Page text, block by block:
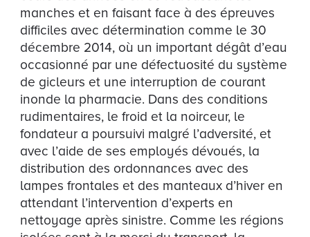
manches et en faisant face à des épreuves
difficiles avec détermination comme le 30
décembre 2014, où un important dégât d’eau
occasionné par une défectuosité du système
de gicleurs et une interruption de courant
inonde la pharmacie. Dans des conditions
rudimentaires, le froid et la noirceur, le
fondateur a poursuivi malgré l’adversité, et
avec l’aide de ses employés dévoués, la
distribution des ordonnances avec des
lampes frontales et des manteaux d’hiver en
attendant l’intervention d’experts en
nettoyage après sinistre. Comme les régions